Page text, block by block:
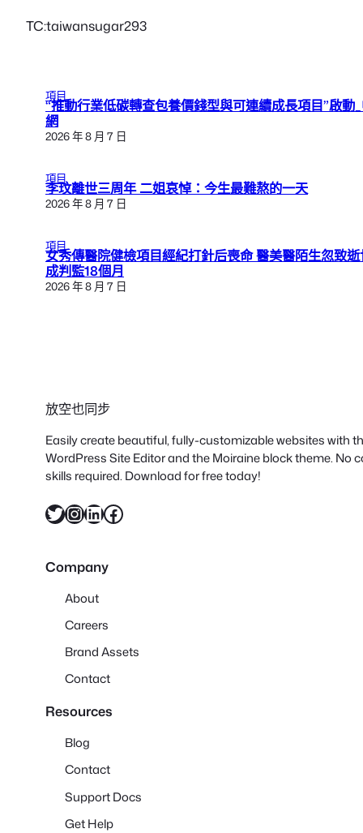
TC:taiwansugar293
項目
“推動行業低碳轉查包養價錢型與可連續成長項目”啟動
網
2026 年 8 月 7 日
項目
李玟離世三周年 二姐哀悼：今生最難熬的一天
2026 年 8 月 7 日
項目
女秀傳醫院健檢項目經紀打針后喪命 醫美醫陌生忽致
成判監18個月
2026 年 8 月 7 日
放空也同步
Easily create beautiful, fully-customizable websites with
WordPress Site Editor and the Moiraine block theme. No
skills required. Download for free today!
X InstagramLinkedIn Facebook
Company
About
Careers
Brand Assets
Contact
Resources
Blog
Contact
Support Docs
Get Help